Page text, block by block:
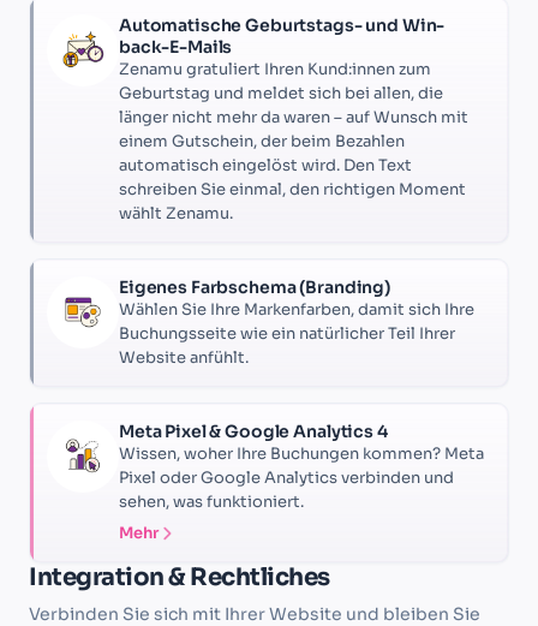
Automatische Geburtstags- und Win-
back-E-Mails
Zenamu gratuliert Ihren Kund:innen zum
Geburtstag und meldet sich bei allen, die
länger nicht mehr da waren – auf Wunsch mit
einem Gutschein, der beim Bezahlen
automatisch eingelöst wird. Den Text
schreiben Sie einmal, den richtigen Moment
wählt Zenamu.
Eigenes Farbschema (Branding)
Wählen Sie Ihre Markenfarben, damit sich Ihre
Buchungsseite wie ein natürlicher Teil Ihrer
Website anfühlt.
Meta Pixel & Google Analytics 4
Wissen, woher Ihre Buchungen kommen? Meta
Pixel oder Google Analytics verbinden und
sehen, was funktioniert.
Mehr
Integration & Rechtliches
Verbinden Sie sich mit Ihrer Website und bleiben Sie